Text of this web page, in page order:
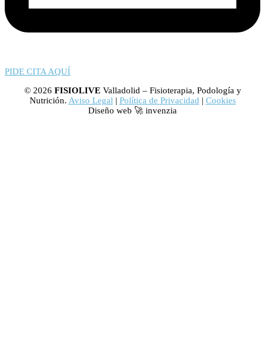
PIDE CITA AQUÍ
© 2026 FISIOLIVEValladolid – Fisioterapia, Podología y
Nutrición. Aviso Legal| Política de Privacidad | Cookies
Diseño web 🚀 invenzia